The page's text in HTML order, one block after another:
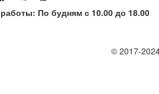
По будням с 10.00 до 18.00
© 2017-